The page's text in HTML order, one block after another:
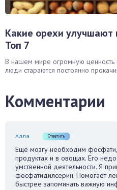
Какие орехи
Топ 7
В нашем мире огромную
люди стараются постоянно
Комментарии
Алла Ответить
Еще мозгу необходим
продуктах и в овощах. Его
умственной деятельности. Я
фосфатидилсерин. Помогает
быстрее запоминать важную